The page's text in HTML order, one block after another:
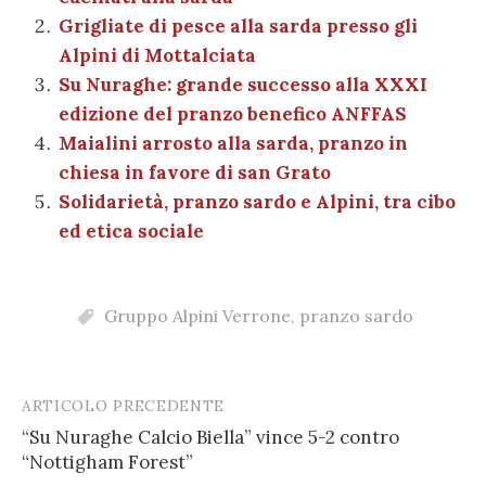
o
k
p
vi
di
Grigliate di pesce alla sarda presso gli
Alpini di Mottalciata
Su Nuraghe: grande successo alla XXXI
edizione del pranzo benefico ANFFAS
Maialini arrosto alla sarda, pranzo in
chiesa in favore di san Grato
Solidarietà, pranzo sardo e Alpini, tra cibo
ed etica sociale
Gruppo Alpini Verrone, pranzo sardo
Post
navigation
ARTICOLO PRECEDENTE
“Su Nuraghe Calcio Biella” vince 5-2 contro
“Nottigham Forest”